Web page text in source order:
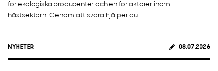
för ekologiska producenter och en för aktörer inom
hästsektorn. Genom att svara hjälper du ...
NYHETER 08.07.2026